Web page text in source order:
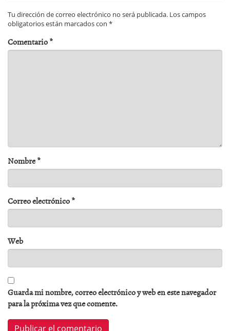
Tu dirección de correo electrónico no será publicada. Los campos
obligatorios están marcados con *
Comentario*
Nombre*
Correo electrónico*
Web
Guarda mi nombre, correo electrónico y web en este navegador
para la próxima vez que comente.